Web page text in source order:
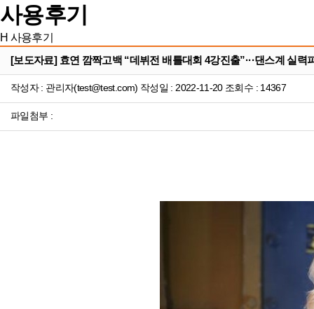
사용후기
H 사용후기
[보도자료] 효연 깜짝고백 “데뷔전 배틀대회 4강진출”···댄스계 실력
작성자 : 관리자(test@test.com) 작성일 : 2022-11-20 조회수 : 14367
파일첨부 :